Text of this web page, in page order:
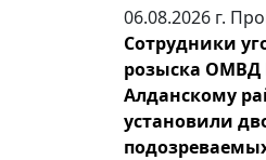
06.08.2026 г.
Сотрудники
розыска ОМВД
Алданскому
установили